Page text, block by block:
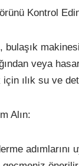
Kontrol
veya
ılık su ve
Alın: